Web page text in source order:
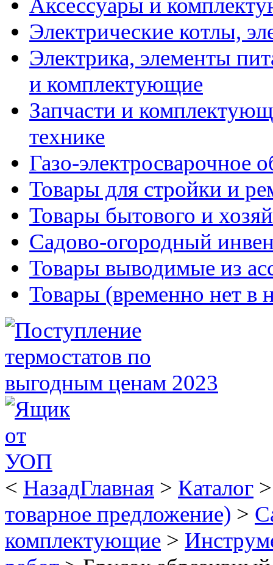
Аксессуары и
Электрические котлы,
Электрика, элементы
и комплектующие
Запчасти и
технике
Газо-электросварочное
Товары для стройки и
Товары бытового и
Садово-огородный
Товары выводимые из
Товары (временно нет в
< НазадГлавная > Каталог
товарное предложение) >
комплектующие >